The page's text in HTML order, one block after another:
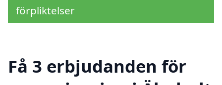
förpliktelser
Få 3 erbjudanden för